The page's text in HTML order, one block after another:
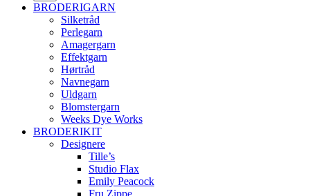
BRODERIGARN
Silketråd
Perlegarn
Amagergarn
Effektgarn
Hørtråd
Navnegarn
Uldgarn
Blomstergarn
Weeks Dye Works
BRODERIKIT
Designere
Tille’s
Studio Flax
Emily Peacock
Fru Zippe